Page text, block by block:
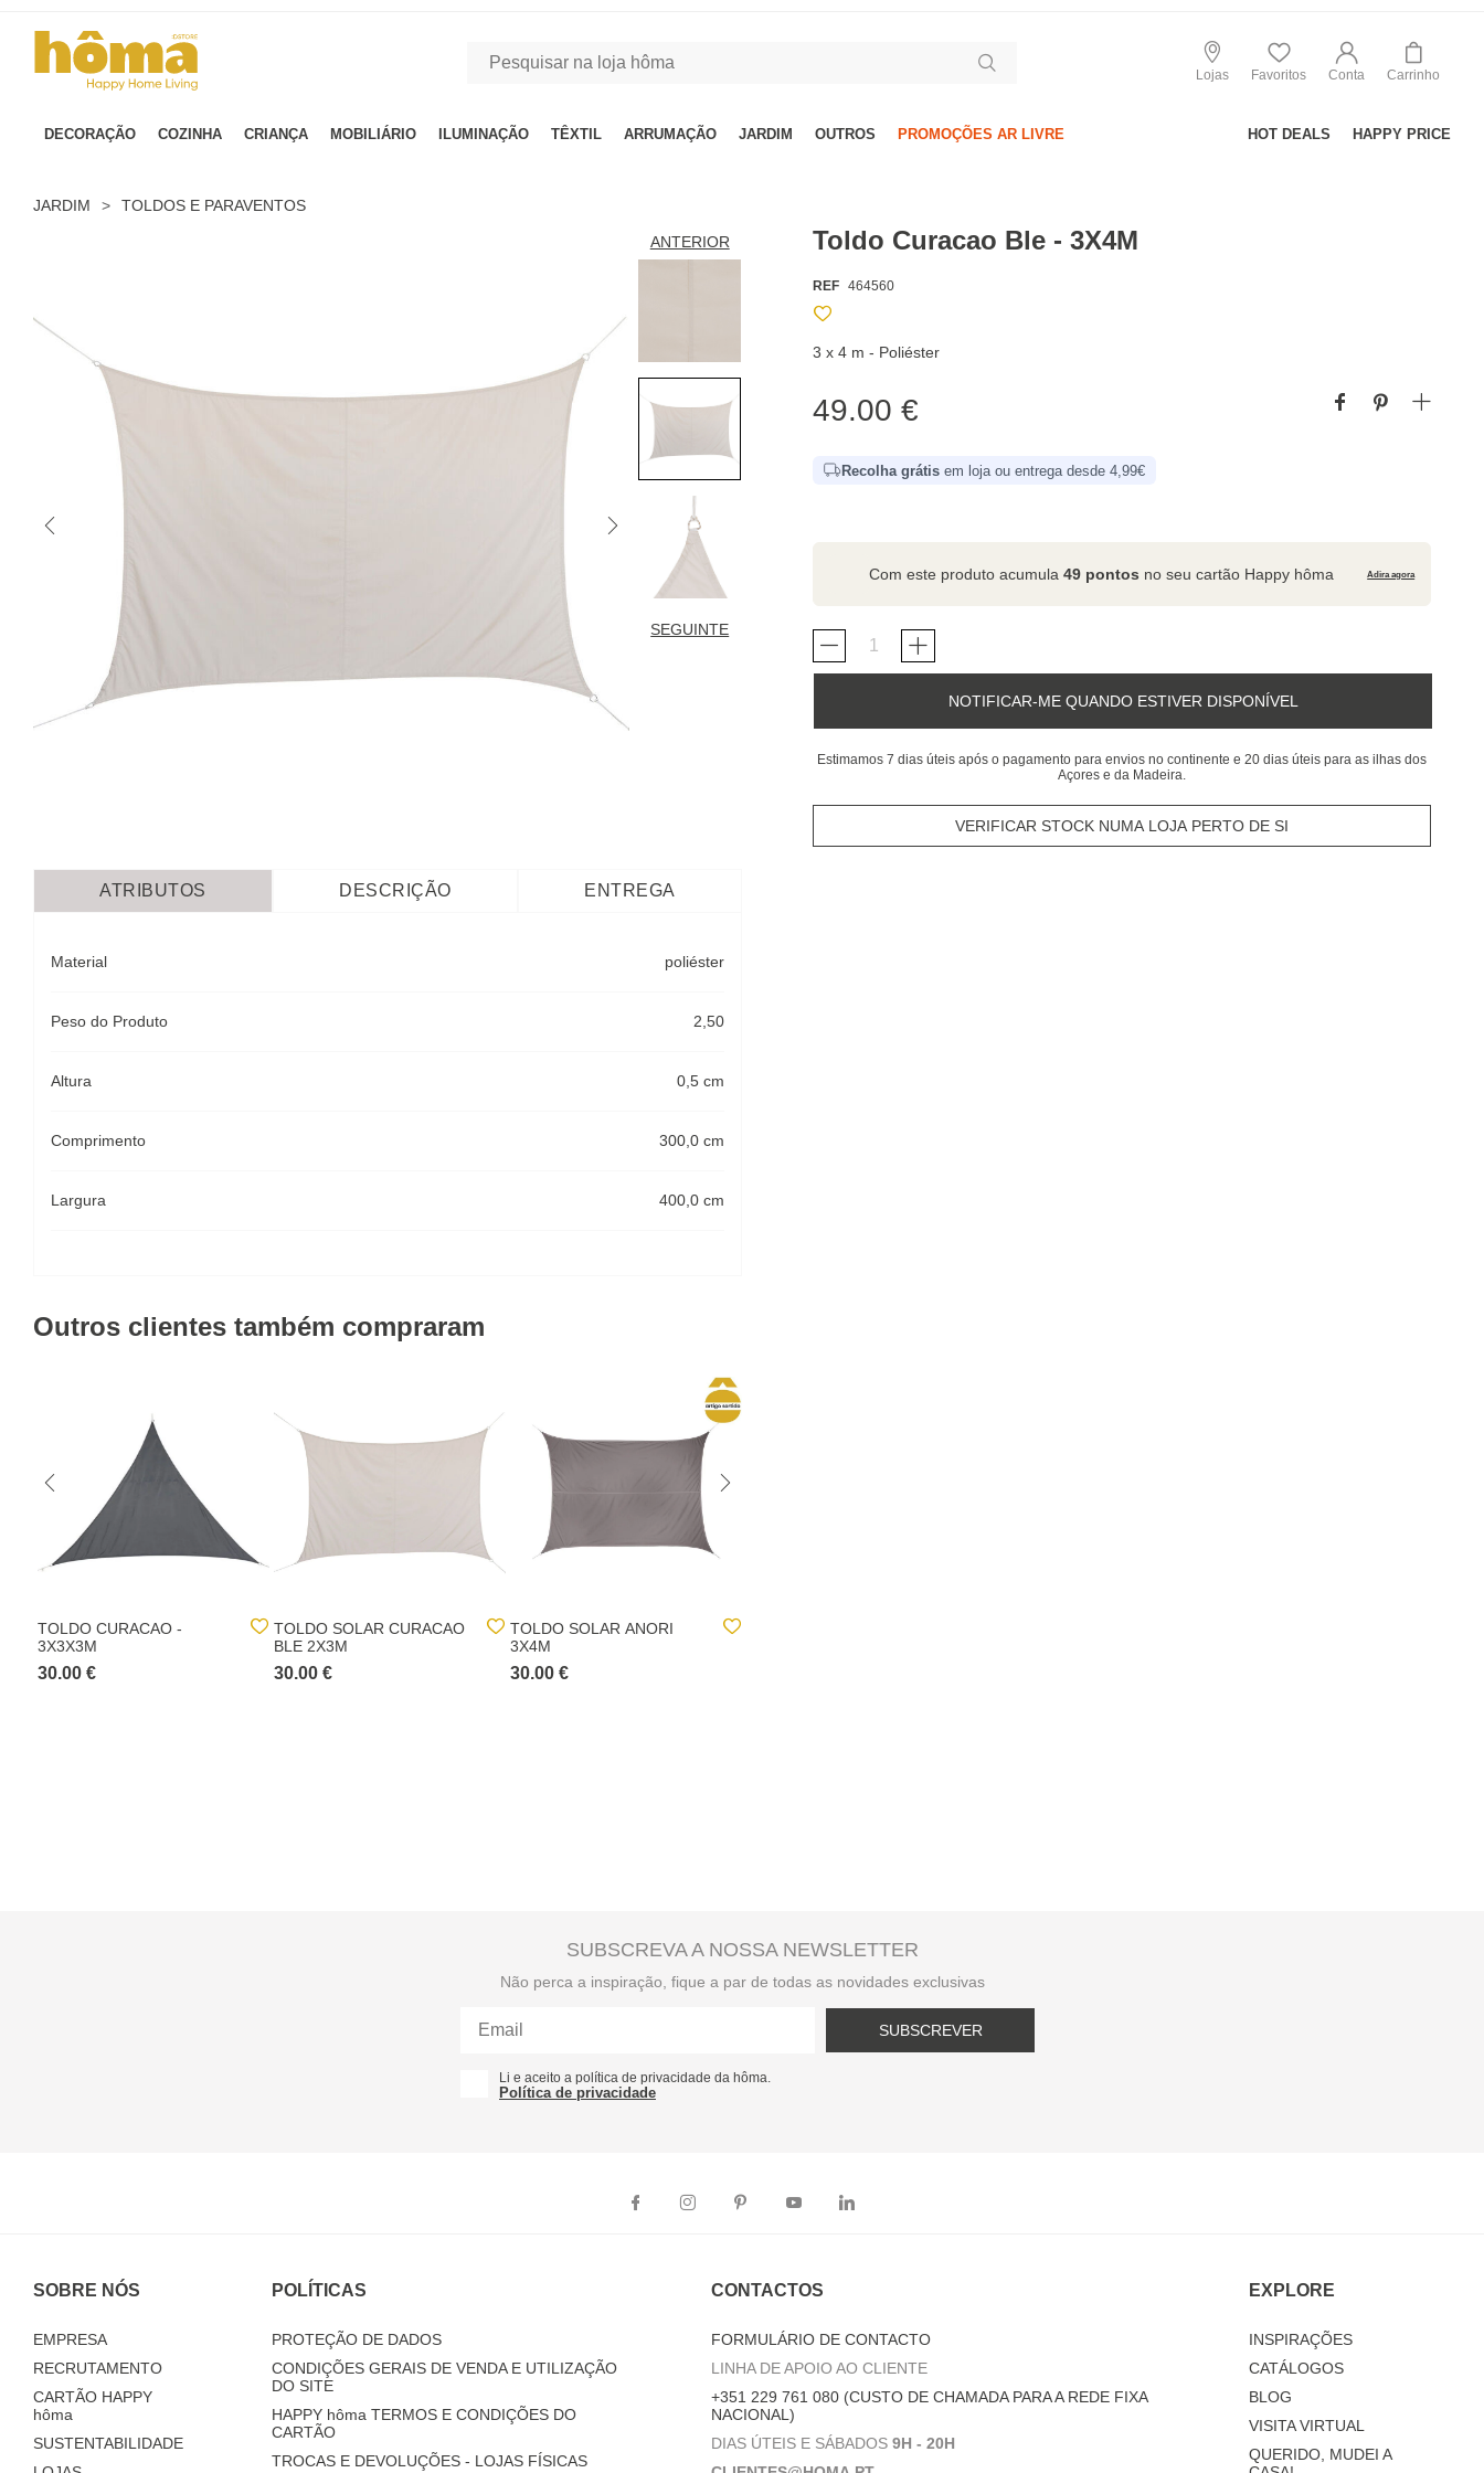
Lojas Favoritos Conta Carrinho
DECORAÇÃO COZINHA CRIANÇA MOBILIÁRIO ILUMINAÇÃO TÊXTIL ARRUMAÇÃO JARDIM OUTROS PROMOÇÕES AR LIVRE HOT DEALS HAPPY PRICE
JARDIM > TOLDOS E PARAVENTOS
ANTERIOR
SEGUINTE
Toldo Curacao Ble - 3X4M
REF 464560
3 x 4 m - Poliéster
49.00 €
Recolha grátis em loja ou entrega desde 4,99€
Com este produto acumula49 pontos no seu cartão Happy hôma Adira agora
NOTIFICAR-ME QUANDO ESTIVER DISPONÍVEL
Estimamos 7 dias úteis após o pagamento para envios no continente e 20 dias úteis para as ilhas dos
Açores e da Madeira.
VERIFICAR STOCK NUMA LOJA PERTO DE SI
ATRIBUTOS DESCRIÇÃO ENTREGA
Material poliéster
Peso do Produto 2,50
Altura 0,5 cm
Comprimento 300,0 cm
Largura 400,0 cm
Outros clientes também compraram
TOLDO CURACAO -
3X3X3M
30.00 €
TOLDO SOLAR CURACAO
BLE 2X3M
30.00 €
TOLDO SOLAR ANORI
3X4M
30.00 €
SUBSCREVA A NOSSA NEWSLETTER
Não perca a inspiração, fique a par de todas as novidades exclusivas
SUBSCREVER
Li e aceito a política de privacidade da hôma.
Política de privacidade
SOBRE NÓS
EMPRESA
RECRUTAMENTO
CARTÃO HAPPY
hôma
SUSTENTABILIDADE
POLÍTICAS
PROTEÇÃO DE DADOS
CONDIÇÕES GERAIS DE VENDA E UTILIZAÇÃO
DO SITE
HAPPY hôma TERMOS E CONDIÇÕES DO
CARTÃO
TROCAS E DEVOLUÇÕES - LOJAS FÍSICAS
CONTACTOS
FORMULÁRIO DE CONTACTO
LINHA DE APOIO AO CLIENTE
+351 229 761 080 (CUSTO DE CHAMADA PARA A REDE FIXA
NACIONAL)
DIAS ÚTEIS E SÁBADOS 9H - 20H
EXPLORE
INSPIRAÇÕES
CATÁLOGOS
BLOG
VISITA VIRTUAL
QUERIDO, MUDEI A